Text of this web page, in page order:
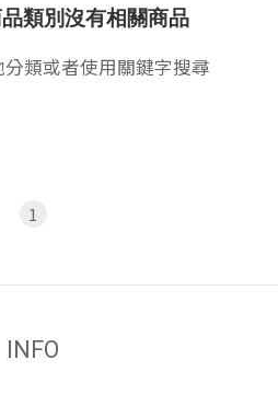
類別沒有相關商品
類或者使用關鍵字搜尋
1
INFO